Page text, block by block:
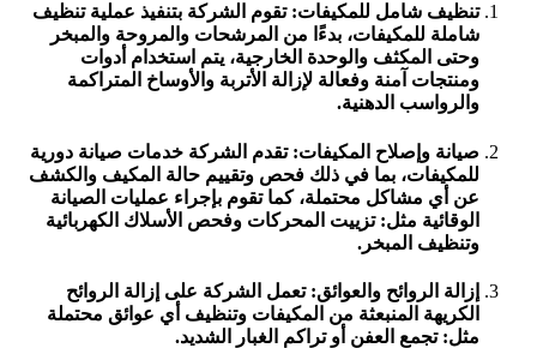
تنظيف شامل للمكيفات: تقوم الشركة بتنفيذ عملية تنظيف
شاملة للمكيفات، بدءًا من المرشحات والمروحة والمبخر
وحتى المكثف والوحدة الخارجية، يتم استخدام أدوات
ومنتجات آمنة وفعالة لإزالة الأتربة والأوساخ المتراكمة
والرواسب الدهنية.
صيانة وإصلاح المكيفات: تقدم الشركة خدمات صيانة دورية
للمكيفات، بما في ذلك فحص وتقييم حالة المكيف والكشف
عن أي مشاكل محتملة، كما تقوم بإجراء عمليات الصيانة
الوقائية مثل: تزييت المحركات وفحص الأسلاك الكهربائية
وتنظيف المبخر.
إزالة الروائح والعوائق: تعمل الشركة على إزالة الروائح
الكريهة المنبعثة من المكيفات وتنظيف أي عوائق محتملة
مثل: تجمع العفن أو تراكم الغبار الشديد.